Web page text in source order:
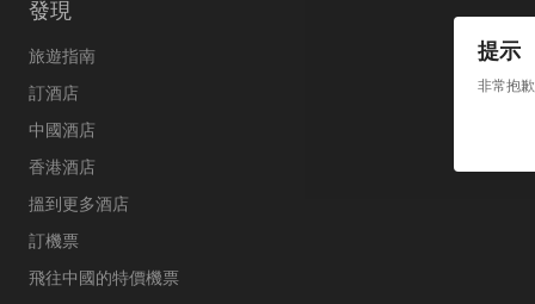
提示
非常抱
發現
旅遊指南
訂酒店
中國酒店
香港酒店
搵到更多酒店
訂機票
飛往中國的特價機票